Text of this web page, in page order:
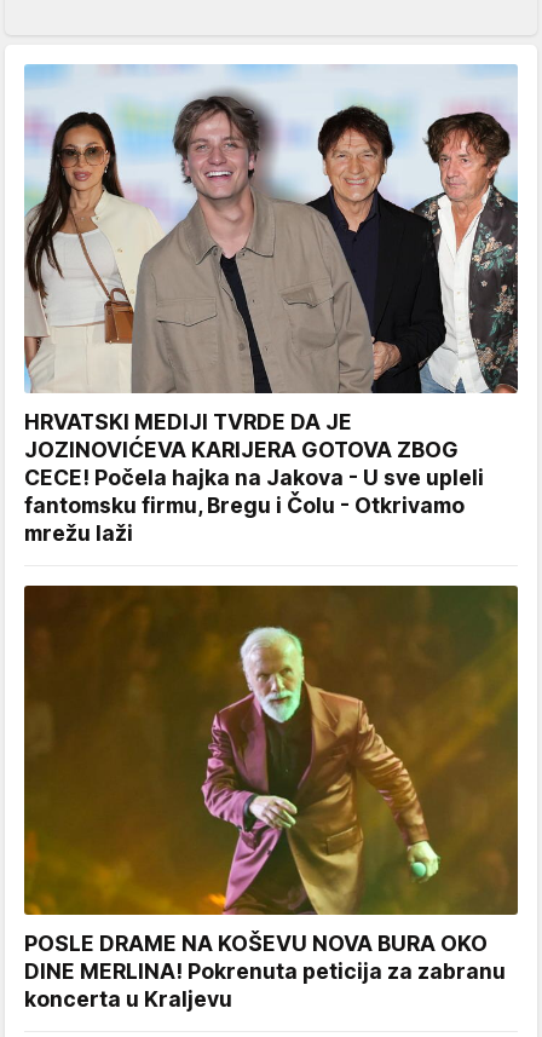
HRVATSKI MEDIJI TVRDE DA JE
JOZINOVIĆEVA KARIJERA GOTOVA ZBOG
CECE! Počela hajka na Jakova - U sve upleli
fantomsku firmu, Bregu i Čolu - Otkrivamo
mrežu laži
POSLE DRAME NA KOŠEVU NOVA BURA OKO
DINE MERLINA! Pokrenuta peticija za zabranu
koncerta u Kraljevu